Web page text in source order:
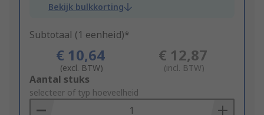
Bekijk bulkkorting
Subtotaal (1 eenheid)*
€ 10,64
(excl. BTW)
€ 12,87
(incl. BTW)
Add
to
Basket
Aantal stuks
selecteer of typ hoeveelheid